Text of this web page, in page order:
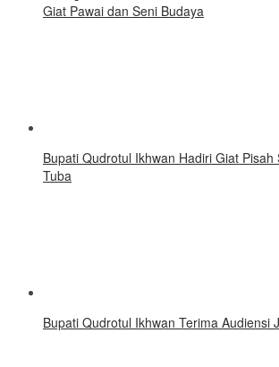
Giat Pawai dan Seni Budaya
Bupati Qudrotul Ikhwan Hadiri Giat
Tuba
Bupati Qudrotul Ikhwan Terima Audiensi